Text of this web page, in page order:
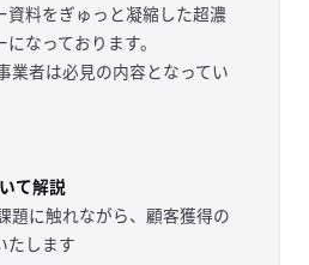
資料をぎゅっと凝縮した超濃
なっております。
業者は必見の内容となってい
て解説
題に触れながら、顧客獲得の
たします